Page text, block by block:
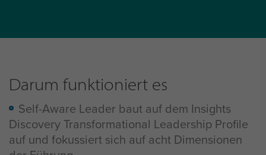
Darum funktioniert es
Self-Aware Leader baut auf dem Insights
Discovery Transformational Leadership Profile
auf und fokussiert sich auf acht Dimensionen